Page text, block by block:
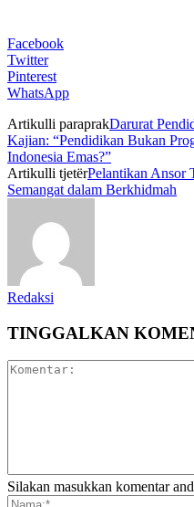
Facebook
Twitter
Pinterest
WhatsApp
Artikulli paraprakDarurat
Kajian: “Pendidikan Bukan
Indonesia Emas?”
Artikulli tjetërPelantikan Ansor
Semangat dalam Berkhidmah
Redaksi
TINGGALKAN
Silakan masukkan komentar